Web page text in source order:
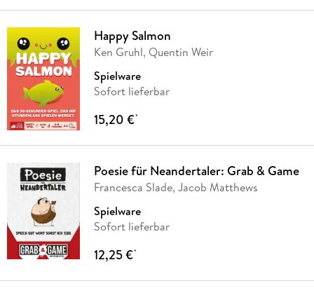
Happy Salmon
Ken Gruhl, Quentin Weir
Spielware
Sofort lieferbar
15,20 €*
Poesie für Neandertaler: Grab & Game
Francesca Slade, Jacob Matthews
Spielware
Sofort lieferbar
12,25 €*